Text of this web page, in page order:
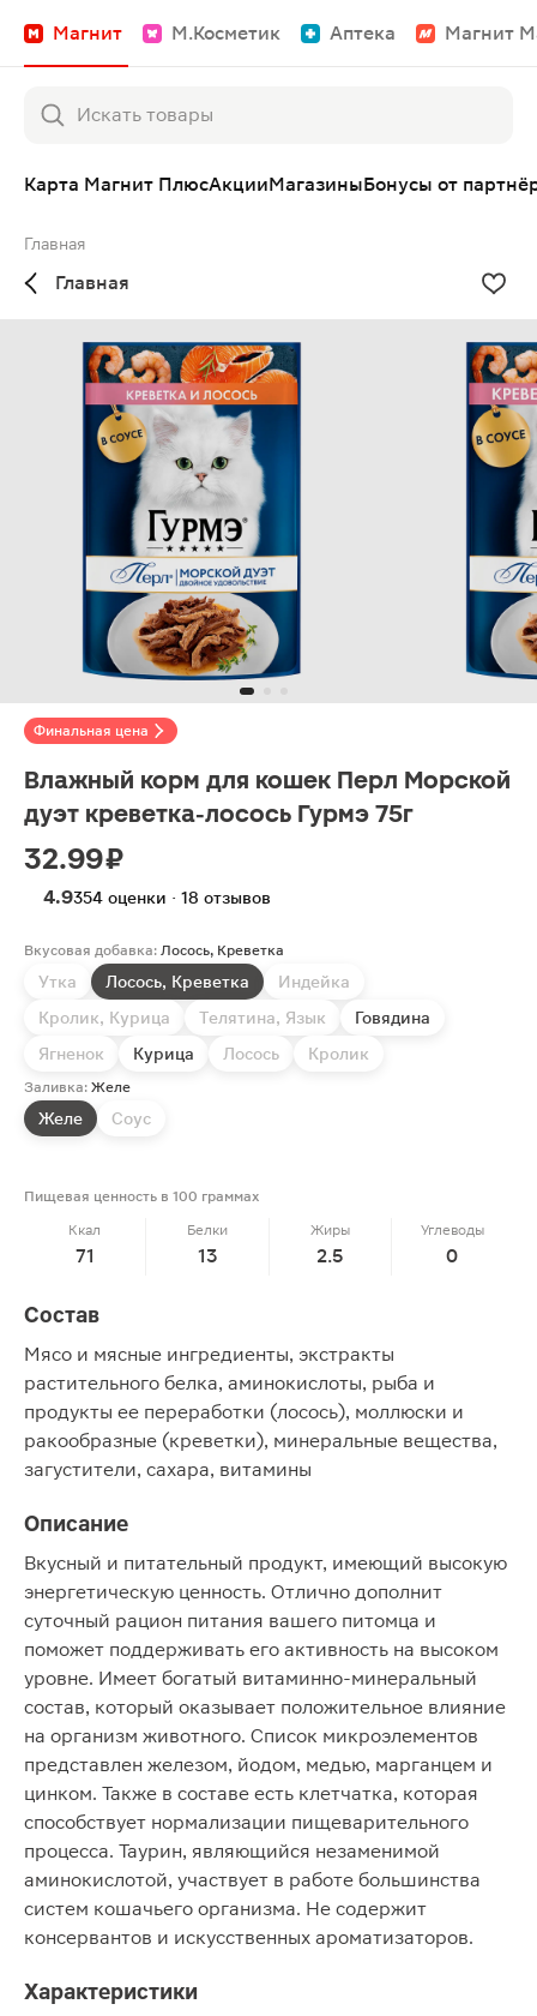
Магнит М.Косметик Аптека Магнит
Карта Магнит ПлюсАкцииМагазиныБонусы от
Главная
Главная
Финальная цена
Влажный корм для кошек Перл Морской
дуэт креветка-лосось Гурмэ 75г
32.99 ₽
4.9354 оценки · 18 отзывов
Вкусовая добавка: Лосось, Креветка
Утка Лосось, Креветка
Индейка
Кролик, Курица
Телятина, Язык
Говядина
Ягненок
Курица Лосось Кролик
Заливка: Желе
Желе Соус
Пищевая ценность в 100 граммах
Ккал
71
Белки
13
Жиры
2.5
Углеводы
0
Состав
Мясо и мясные ингредиенты, экстракты
растительного белка, аминокислоты, рыба и
продукты ее переработки (лосось), моллюски и
ракообразные (креветки), минеральные вещества,
загустители, сахара, витамины
Описание
Вкусный и питательный продукт, имеющий высокую
энергетическую ценность. Отлично дополнит
суточный рацион питания вашего питомца и
поможет поддерживать его активность на высоком
уровне. Имеет богатый витаминно-минеральный
состав, который оказывает положительное влияние
на организм животного. Список микроэлементов
представлен железом, йодом, медью, марганцем и
цинком. Также в составе есть клетчатка, которая
способствует нормализации пищеварительного
процесса. Таурин, являющийся незаменимой
аминокислотой, участвует в работе большинства
систем кошачьего организма. Не содержит
консервантов и искусственных ароматизаторов.
Характеристики